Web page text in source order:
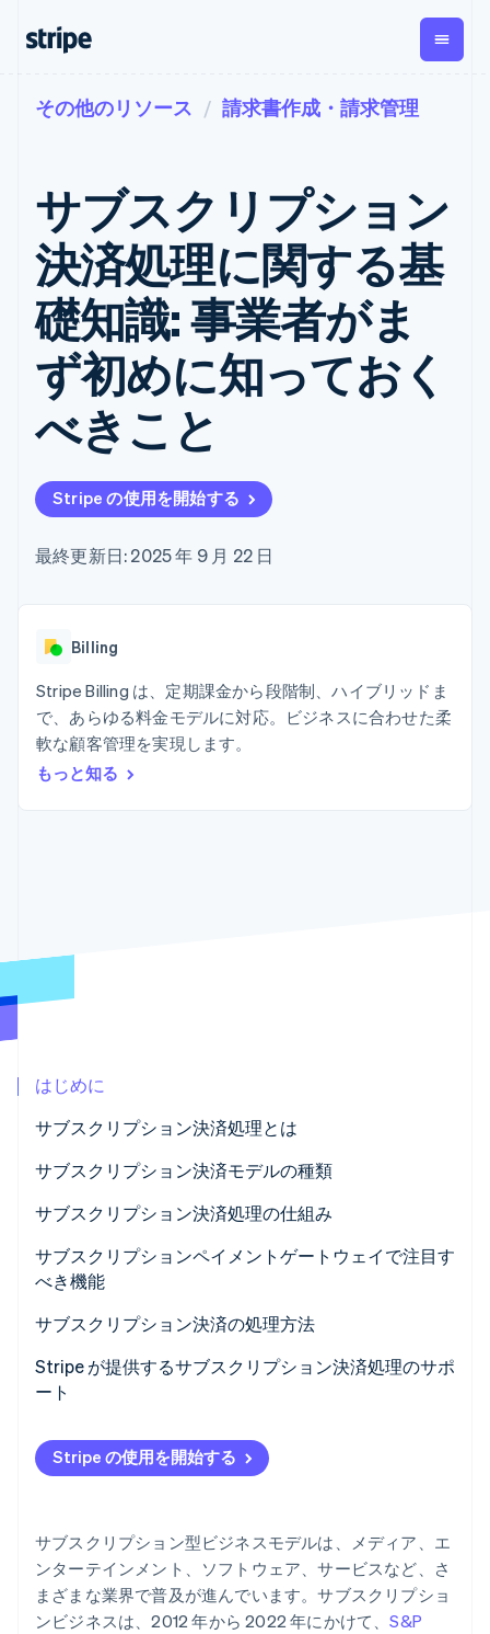
支払い
オンライン決
済
Managed
Payments
マーチャント
オブレコード
ソリューショ
ン
Payment links
コーディング
不要の決済ペ
ージ
Checkout
構築済み決済
UI
Elements
ポーネント
決済手段
済手段を利用
Boost
決済成功率の
Link
スピーディー
な決済
収益
経常収益
Metronome
従量課金
サブスクリ
プション
サブスクリ
プションの
管理
Invoicing
1 回限りまた
は継続
Tax
消費税と
VAT の自動
Recognition
自動化
データの同
期
資金管
Global
Payouts
第三者
への入
イス
Atlas
オンライン本人確認
Stripe Sessions 2026
ご覧ください。
こちらをご覧ください
企業規模別
ユースケース別
エージェンティックコマ
ース
E コマース / ECサイト
埋込型金融
請求・財務関連
グローバルビジネス
アプリ内決済
マーケットプレイス
プラットフォーム
SaaS
ゲーム
ホスピタリティ、旅行、
レジャー
保険
メディアおよびエンター
ドキュメント
ライブラリと SDK
Stripe Apps
ガイド
オンライン決済を受け付
け
構築済みの決済を実装
プラットフォームまたは
マーケットプレイスを構
築する
理
従量課金請求を提供
のカードを発行
エージェントによるサー
と管理
リソース
アプリへの導入
コードサンプル
学ぶ
ガイド
サポート
サポートに問い合わせる
管理サポートプラン
プロフェッショナルサー
ビス
会社
製品ロードマップ
レンス
ニュースルーム
お問い合わせ
営業にお問い合わせ
その他のリソース 請求書作成・請求管理
サブスクリプション
決済処理に関する基
礎知識: 事業者がま
ず初めに知っておく
べきこと
Stripe の使用を開始する
最終更新日: 2025 年 9 月 22 日
Billing
Stripe Billing は、定期課金から段階制、ハイブリッドま
で、あらゆる料金モデルに対応。ビジネスに合わせた柔
軟な顧客管理を実現します。
もっと知る
はじめに
サブスクリプション決済処理とは
サブスクリプション決済モデルの種類
サブスクリプション決済処理の仕組み
1. 顧客が登録する
2. トークン化によって決済情報が暗号化される
3. サブスクリプション管理システムがサブスクリプシ
ョン詳細を保存する
クエストを処理する
5. 取引が承認される
サブスクリプションペイメントゲートウェイで注目す
べき機能
サブスクリプション決済の処理方法
Stripe が提供するサブスクリプション決済処理のサポ
ート
Stripe の使用を開始する
サブスクリプション型ビジネスモデルは、メディア、エ
ンターテインメント、ソフトウェア、サービスなど、さ
まざまな業界で普及が進んでいます。サブスクリプショ
ンビジネスは、2012 年から 2022 年にかけて、S&P